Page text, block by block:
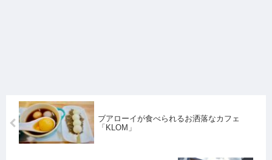
ブアローイが食べられるお洒落なカフェ
「KLOM」